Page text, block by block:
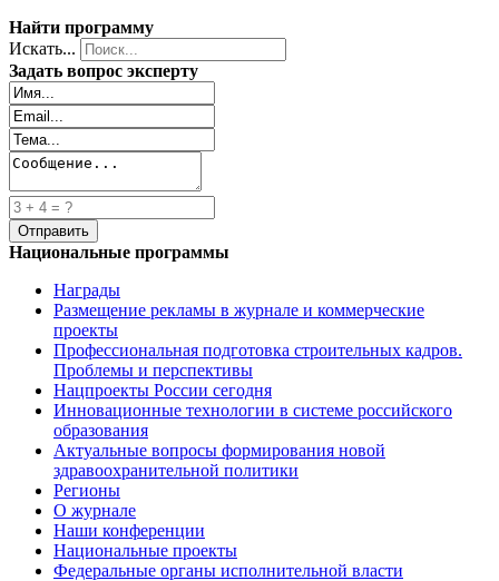
Найти программу
Искать...
Задать вопрос эксперту
Национальные программы
Награды
Размещение рекламы в журнале и коммерческие
проекты
Профессиональная подготовка строительных кадров.
Проблемы и перспективы
Нацпроекты России сегодня
Инновационные технологии в системе российского
образования
Актуальные вопросы формирования новой
здравоохранительной политики
Регионы
О журнале
Наши конференции
Национальные проекты
Федеральные органы исполнительной власти